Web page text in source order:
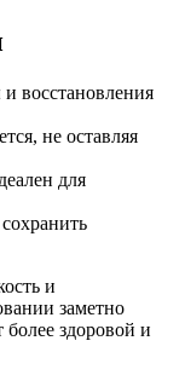
восстановления
не оставляя
для
и
заметно
более здоровой и